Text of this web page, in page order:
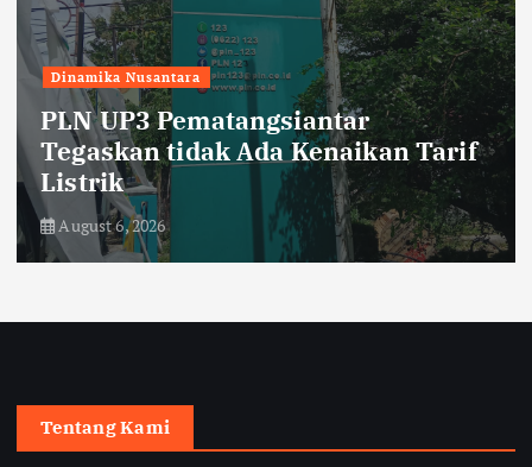
Dinamika Nusantara
PLN UP3 Pematangsiantar
Tegaskan tidak Ada Kenaikan Tarif
Listrik
August 6, 2026
Tentang Kami